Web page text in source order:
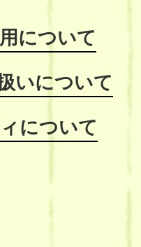
について
いについて
について